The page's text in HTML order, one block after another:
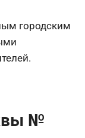
городским
№